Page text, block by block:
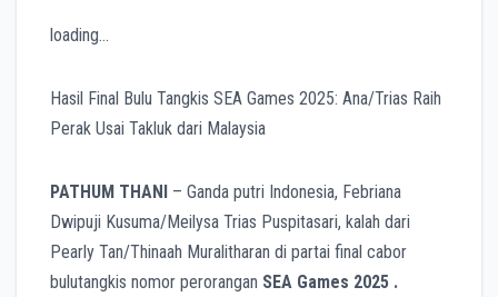
loading…
Hasil Final Bulu Tangkis SEA Games 2025: Ana/Trias Raih
Perak Usai Takluk dari Malaysia
PATHUM THANI – Ganda putri Indonesia, Febriana
Dwipuji Kusuma/Meilysa Trias Puspitasari, kalah dari
Pearly Tan/Thinaah Muralitharan di partai final cabor
bulutangkis nomor perorangan SEA Games 2025 .